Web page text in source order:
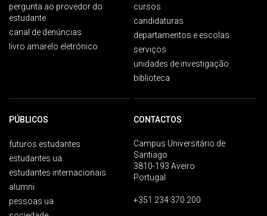
pergunta ao provedor do
estudante
canal de denúncias
livro amarelo eletrónico
cursos
candidaturas
departamentos e escolas
serviços
unidades de investigação
biblioteca
PÚBLICOS
futuros estudantes
estudantes ua
estudantes internacionais
alumni
pessoas ua
CONTACTOS
Campus Universitário de
Santiago
3810-193 Aveiro
Portugal
+351 234 370 200